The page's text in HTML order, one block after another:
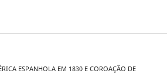
ESPANHOLA EM 1830 E COROAÇÃO DE